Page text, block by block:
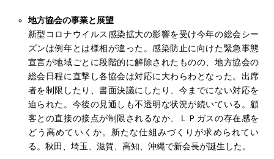
地方協会の事業と展望
新型コロナウイルス感染拡大の影響を受け今年の総会シー
ズンは例年とは様相が違った。感染防止に向けた緊急事態
宣言が地域ごとに段階的に解除されたものの、地方協会の
総会日程に直撃し各協会は対応に大わらわとなった。出席
者を制限したり、書面決議にしたり、今までにない対応を
迫られた。今後の見通しも不透明な状況が続いている。顧
客との直接の接点が制限されるなか、ＬＰガスの存在感を
どう高めていくか。新たな仕組みづくりが求められてい
る。秋田、埼玉、滋賀、高知、沖縄で新会長が誕生した。